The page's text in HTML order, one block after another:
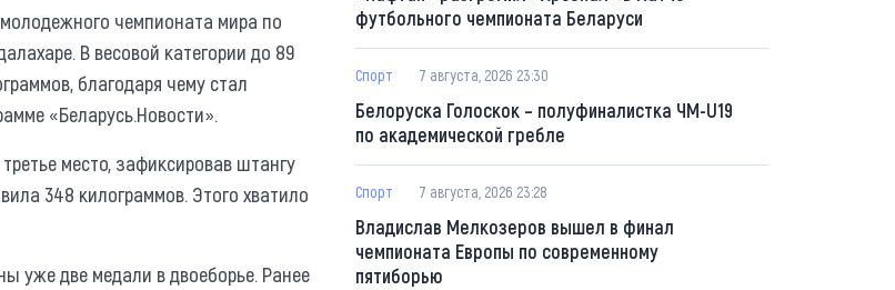
чемпионата мира по
В весовой категории до 89
благодаря чему стал
«Беларусь.Новости».
место, зафиксировав штангу
348 килограммов. Этого хватило
уже две медали в двоеборье. Ранее
футбольного чемпионата Беларуси
Спорт 7 августа, 2026 23:30
Белоруска Голоскок – полуфиналистка ЧМ-U19
по академической гребле
Спорт 7 августа, 2026 23:28
Владислав Мелкозеров вышел в финал
чемпионата Европы по современному
пятиборью